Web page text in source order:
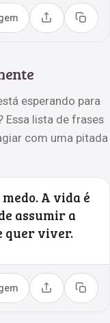
Compartilhar
Copiar
esperando para
lista de frases
com uma pitada
A vida é
assumir a
quer viver.
Compartilhar
Copiar